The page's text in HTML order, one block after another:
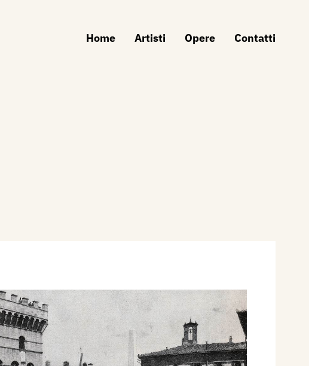
Home Artisti Opere Contatti